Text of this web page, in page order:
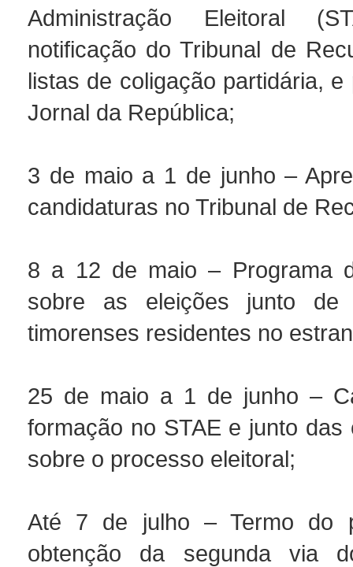
Administração Eleitoral
notificação do Tribunal de
listas de coligação partidária, e
Jornal da República;
3 de maio a 1 de junho –
candidaturas no Tribunal de
8 a 12 de maio – Programa
sobre as eleições junto de
timorenses residentes no
25 de maio a 1 de junho –
formação no STAE e junto das
sobre o processo eleitoral;
Até 7 de julho – Termo do
obtenção da segunda via